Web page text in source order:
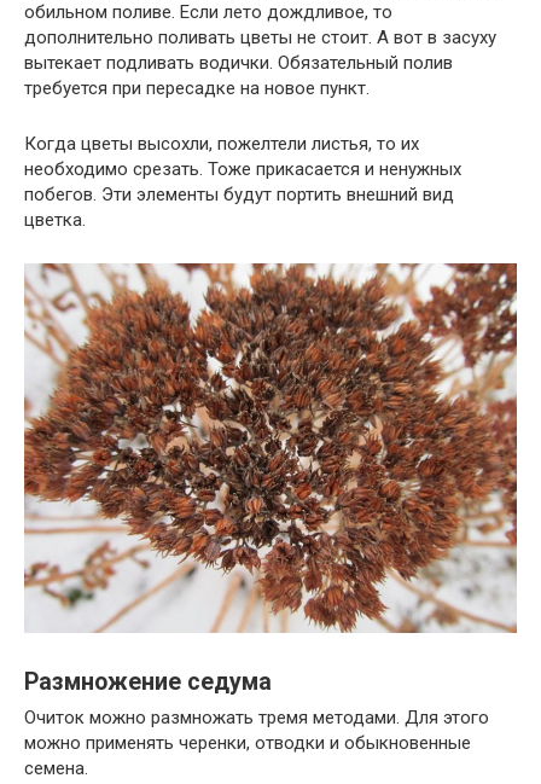
обильном поливе. Если лето дождливое, то
дополнительно поливать цветы не стоит. А вот в засуху
вытекает подливать водички. Обязательный полив
требуется при пересадке на новое пункт.
Когда цветы высохли, пожелтели листья, то их
необходимо срезать. Тоже прикасается и ненужных
побегов. Эти элементы будут портить внешний вид
цветка.
Размножение седума
Очиток можно размножать тремя методами. Для этого
можно применять черенки, отводки и обыкновенные
семена.